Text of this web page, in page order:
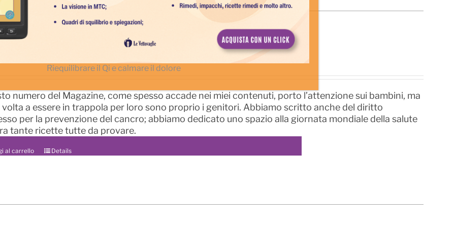
Magazine – Aprile 2025
prezzo
è:
2,50€.
numero del Magazine, come spesso accade nei miei contenuti, porto l’attenzione sui bambini, ma
volta a essere in trappola per loro sono proprio i genitori. Abbiamo scritto anche del diritto
per la prevenzione del cancro; abbiamo dedicato uno spazio alla giornata mondiale della salute
tante ricette tutte da provare.
al carrello Details
Riequilibrare il Qi e calmare il dolore